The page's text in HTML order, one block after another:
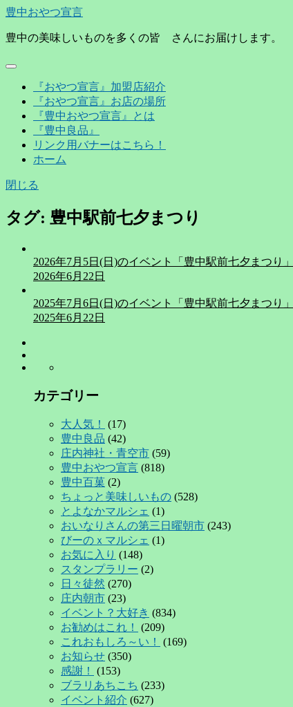
豊中おやつ宣言
豊中の美味しいものを多くの皆 さんにお届けします。
『おやつ宣言』加盟店紹介
『おやつ宣言』お店の場所
『豊中おやつ宣言』とは
『豊中良品』
リンク用バナーはこちら！
ホーム
閉じる
タグ: 豊中駅前七夕まつり
2026年7月5日(日)のイベント「豊中駅前七夕まつり」
2026年6月22日
2025年7月6日(日)のイベント「豊中駅前七夕まつり」
2025年6月22日
カテゴリー
大人気！
(17)
豊中良品 (42)
庄内神社・青空市 (59)
豊中おやつ宣言 (818)
豊中百菓 (2)
ちょっと美味しいもの (528)
とよなかマルシェ (1)
おいなりさんの第三日曜朝市 (243)
びーのｘマルシェ (1)
お気に入り (148)
スタンプラリー (2)
日々徒然 (270)
庄内朝市 (23)
イベント？大好き (834)
お勧めはこれ！
(209)
これおもしろ～い！
(169)
お知らせ (350)
感謝！
(153)
ブラリあちこち (233)
イベント紹介 (627)